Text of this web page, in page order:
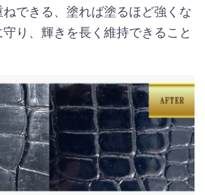
できる、塗れば塗るほど強くな
り、輝きを長く維持できること